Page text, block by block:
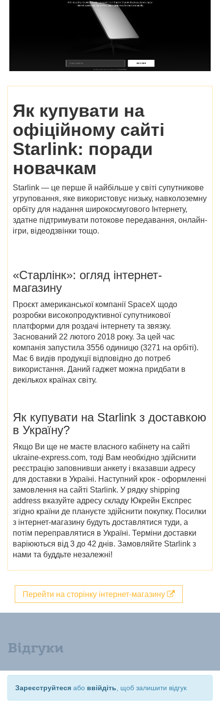
Як купувати на
офіційному сайті
Starlink: поради
новачкам
Starlink — це перше й найбільше у світі супутникове
угруповання, яке використовує низьку, навколоземну
орбіту для надання широкосмугового Інтернету,
здатне підтримувати потокове передавання, онлайн-
ігри, відеодзвінки тощо.
«Старлінк»: огляд інтернет-
магазину
Проєкт американської компанії SpaceX щодо
розробки високопродуктивної супутникової
платформи для роздачі інтернету та звязку.
Заснований 22 лютого 2018 року. За цей час
компанія запустила 3556 одиницю (3271 на орбіті).
Має 6 видів продукції відповідно до потреб
використання. Даний гаджет можна придбати в
декількох країнах світу.
Як купувати на Starlink з доставкою
в Україну?
Якщо Ви ще не маєте власного кабінету на сайті
ukraine-express.com, тоді Вам необхідно здійснити
реєстрацію заповнивши анкету і вказавши адресу
для доставки в Україні. Наступний крок - оформленні
замовлення на сайті Starlink. У рядку shipping
address вказуйте адресу складу Юкрейн Експрес
згідно країни де плануєте здійснити покупку. Посилки
з інтернет-магазину будуть доставлятися туди, а
потім переправлятися в Україні. Терміни доставки
варіюються від 3 до 42 днів. Замовляйте Starlink з
нами та буддьте незалежні!
Перейти на сторінку інтернет-магазину
Відгуки
Зареєструйтеся або ввійдіть , щоб залишити відгук